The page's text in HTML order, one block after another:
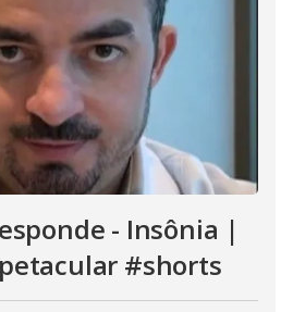
- Insônia |
#shorts